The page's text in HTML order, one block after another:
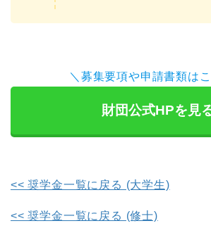
＼募集要項や申請書類は
財団公式HPを見
<< 奨学金一覧に戻る (大学生)
<< 奨学金一覧に戻る (修士)